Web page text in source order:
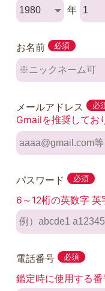
年
お名前 必須
メールアドレス 必
Gmailを推奨してお
パスワード 必須
6～12桁の英数字
電話番号 必須
鑑定時に使用する番